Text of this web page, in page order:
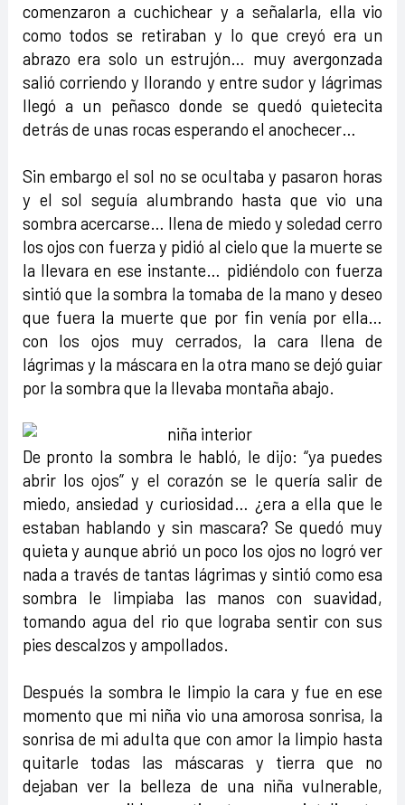
comenzaron a cuchichear y a señalarla, ella vio
como todos se retiraban y lo que creyó era un
abrazo era solo un estrujón… muy avergonzada
salió corriendo y llorando y entre sudor y lágrimas
llegó a un peñasco donde se quedó quietecita
detrás de unas rocas esperando el anochecer…
Sin embargo el sol no se ocultaba y pasaron horas
y el sol seguía alumbrando hasta que vio una
sombra acercarse… llena de miedo y soledad cerro
los ojos con fuerza y pidió al cielo que la muerte se
la llevara en ese instante… pidiéndolo con fuerza
sintió que la sombra la tomaba de la mano y deseo
que fuera la muerte que por fin venía por ella…
con los ojos muy cerrados, la cara llena de
lágrimas y la máscara en la otra mano se dejó guiar
por la sombra que la llevaba montaña abajo.
De pronto la sombra le habló, le dijo: “ya puedes
abrir los ojos” y el corazón se le quería salir de
miedo, ansiedad y curiosidad… ¿era a ella que le
estaban hablando y sin mascara? Se quedó muy
quieta y aunque abrió un poco los ojos no logró ver
nada a través de tantas lágrimas y sintió como esa
sombra le limpiaba las manos con suavidad,
tomando agua del rio que lograba sentir con sus
pies descalzos y ampollados.
Después la sombra le limpio la cara y fue en ese
momento que mi niña vio una amorosa sonrisa, la
sonrisa de mi adulta que con amor la limpio hasta
quitarle todas las máscaras y tierra que no
dejaban ver la belleza de una niña vulnerable,